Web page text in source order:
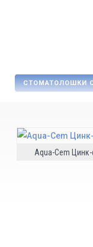
СТОМАТОЛОШКИ
Aqua-Cem